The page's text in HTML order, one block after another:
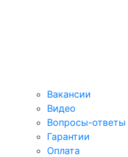
Вакансии
Видео
Вопросы-ответы
Гарантии
Оплата